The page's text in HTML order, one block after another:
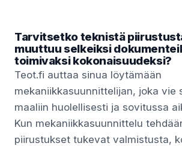
Tarvitsetko teknistä
muuttuu selkeiksi
toimivaksi kokonaisuudeksi?
Teot.fi auttaa sinua löytämään
mekaniikkasuunnittelijan, joka vie
maaliin huolellisesti ja sovitussa
Kun mekaniikkasuunnittelu
piirustukset tukevat valmistusta,